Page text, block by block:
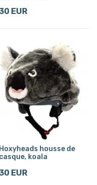
EUR
Hoxyheads housse de
casque, koala
EUR